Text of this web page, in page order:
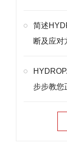
简述
断及应对
步步教您